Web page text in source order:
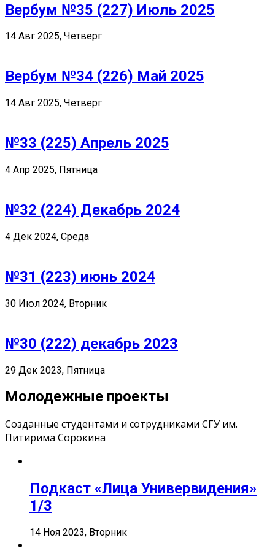
Вербум №35 (227) Июль 2025
14 Авг 2025, Четверг
Вербум №34 (226) Май 2025
14 Авг 2025, Четверг
№33 (225) Апрель 2025
4 Апр 2025, Пятница
№32 (224) Декабрь 2024
4 Дек 2024, Среда
№31 (223) июнь 2024
30 Июл 2024, Вторник
№30 (222) декабрь 2023
29 Дек 2023, Пятница
Молодежные проекты
Созданные студентами и сотрудниками СГУ им.
Питирима Сорокина
Подкаст «Лица Универвидения»
1/3
14 Ноя 2023, Вторник